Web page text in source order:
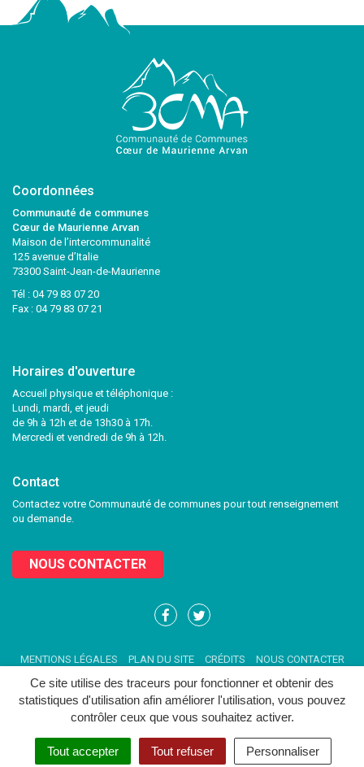
Ce site utilise des traceurs pour fonctionner et obtenir des
statistiques d'utilisation afin améliorer l'utilisation, vous pouvez
contrôler ceux que vous souhaitez activer.
Tout accepter Tout refuser Personnaliser
Coordonnées
Communauté de communes
Cœur de Maurienne Arvan
Maison de l’intercommunalité
125 avenue d’Italie
73300 Saint-Jean-de-Maurienne
Tél : 04 79 83 07 20
Fax : 04 79 83 07 21
Horaires d'ouverture
Accueil physique et téléphonique :
Lundi, mardi, et jeudi
de 9h à 12h et de 13h30 à 17h.
Mercredi et vendredi de 9h à 12h.
Contact
Contactez votre Communauté de communes pour tout renseignement
ou demande.
NOUS CONTACTER
Lien
compte
Facebook
Lien
compte
Twitter
MENTIONS LÉGALES PLAN DU SITE CRÉDITS NOUS CONTACTER